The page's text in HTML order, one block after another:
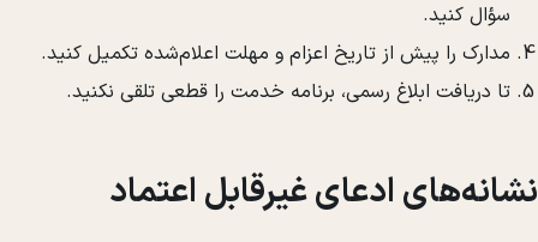
سؤال کنید.
مدارک را پیش از تاریخ اعزام و مهلت اعلام‌شده تکمیل کنید.
تا دریافت ابلاغ رسمی، برنامه خدمت را قطعی تلقی نکنید.
نشانه‌های ادعای غیرقابل اعتماد